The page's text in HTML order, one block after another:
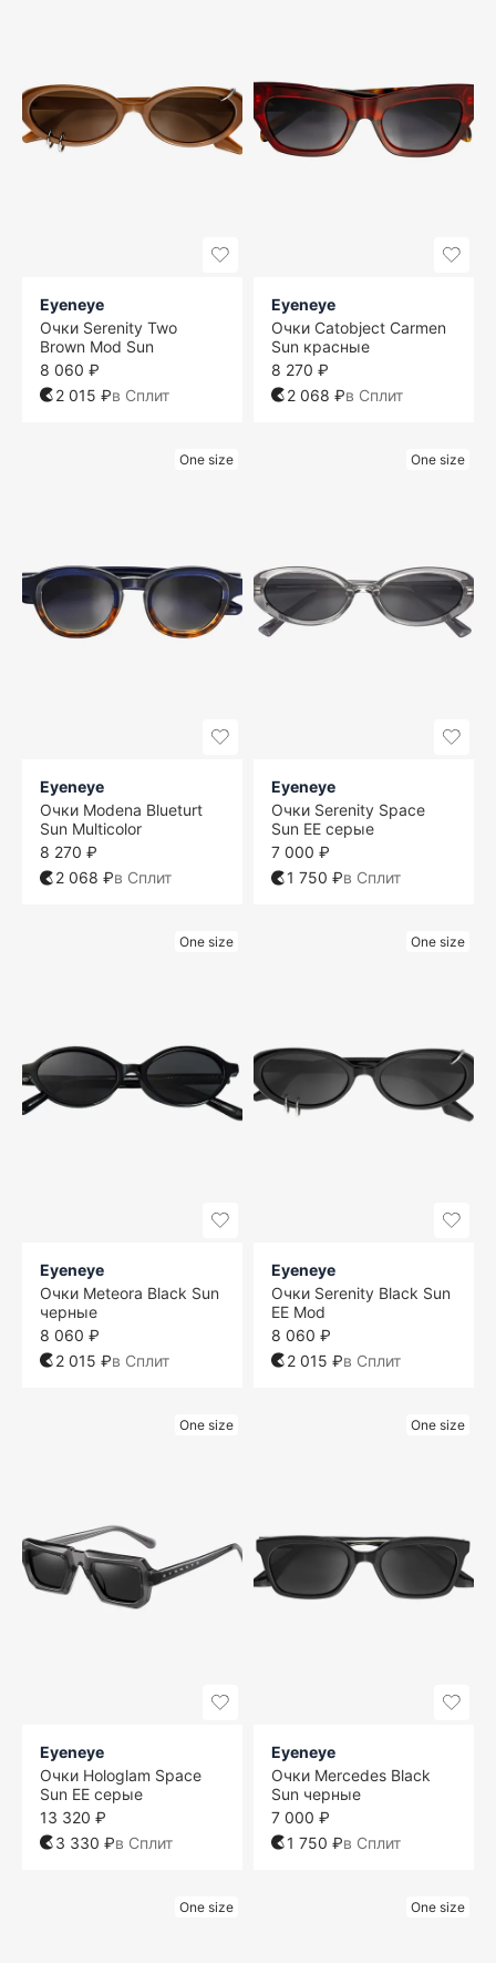
Eyeneye
Очки Serenity Two
Brown Mod Sun
8 060 ₽
2 015 ₽в Сплит
Eyeneye
Очки Catobject Carmen
Sun красные
8 270 ₽
2 068 ₽в Сплит
One size
Eyeneye
Очки Modena Blueturt
Sun Multicolor
8 270 ₽
2 068 ₽в Сплит
One size
Eyeneye
Очки Serenity Space
Sun EE серые
7 000 ₽
1 750 ₽в Сплит
One size
Eyeneye
Очки Meteora Black Sun
черные
8 060 ₽
2 015 ₽в Сплит
One size
Eyeneye
Очки Serenity Black Sun
EE Mod
8 060 ₽
2 015 ₽в Сплит
One size
Eyeneye
Очки Hologlam Space
Sun EE серые
13 320 ₽
3 330 ₽в Сплит
One size
Eyeneye
Очки Mercedes Black
Sun черные
7 000 ₽
1 750 ₽в Сплит
One size One size